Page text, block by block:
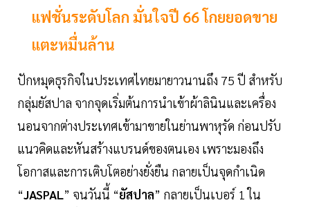
แฟชั่นระดับโลก มั่นใจปี 66 โกยยอดขาย
แตะหมื่นล้าน
ปักหมุดธุรกิจในประเทศไทยมายาวนานถึง 75 ปี สำหรับ
กลุ่มยัสปาล จากจุดเริ่มต้นการนำเข้าผ้าลินินและเครื่อง
นอนจากต่างประเทศเข้ามาขายในย่านพาหุรัด ก่อนปรับ
แนวคิดและหันสร้างแบรนด์ของตนเอง เพราะมองถึง
โอกาสและการเติบโตอย่างยั่งยืน กลายเป็นจุดกำเนิด
“JASPAL” จนวันนี้ “ยัสปาล” กลายเป็นเบอร์ 1 ใน